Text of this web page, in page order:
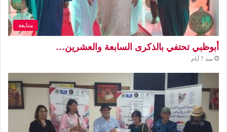
متابعة
أبوظبي تحتفي بالذكرى السابعة والعشرين…
منذ 7 أيام